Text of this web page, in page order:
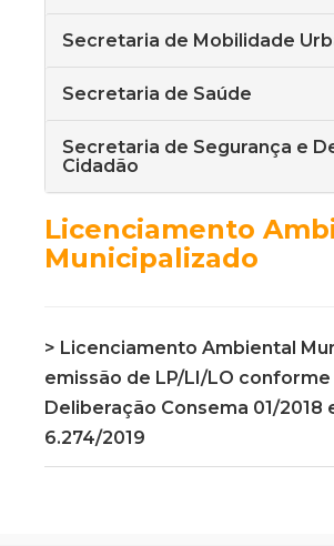
Secretaria de Mobilidade
Secretaria de Saúde
Secretaria de Segurança e
Cidadão
Licenciamento
Municipalizado
> Licenciamento Ambiental
emissão de LP/LI/LO conforme
Deliberação Consema 01/2018
6.274/2019